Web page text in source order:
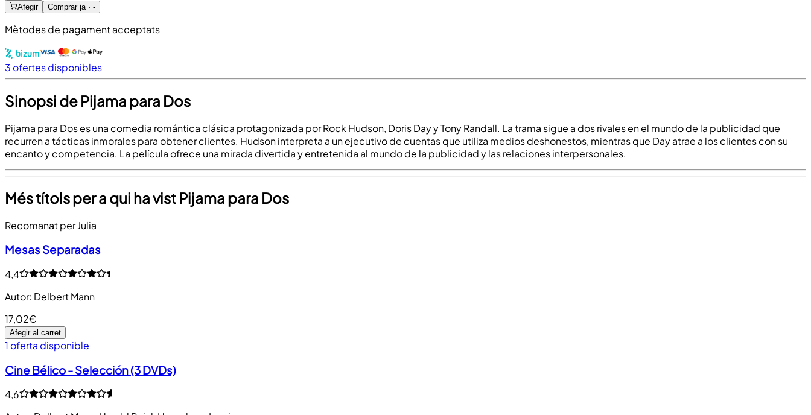
Afegir Comprar ja · -
Mètodes de pagament acceptats
3 ofertes disponibles
Sinopsi de Pijama para Dos
Pijama para Dos es una comedia romántica clásica protagonizada por Rock Hudson, Doris Day y Tony Randall. La trama sigue a dos rivales en el mundo de la publicidad que
recurren a tácticas inmorales para obtener clientes. Hudson interpreta a un ejecutivo de cuentas que utiliza medios deshonestos, mientras que Day atrae a los clientes con su
encanto y competencia. La película ofrece una mirada divertida y entretenida al mundo de la publicidad y las relaciones interpersonales.
Més títols per a qui ha vist Pijama para Dos
Recomanat per Julia
Mesas Separadas
4,4
Autor: Delbert Mann
17,02€
Afegir al carret
1 oferta disponible
Cine Bélico - Selección (3 DVDs)
4,6